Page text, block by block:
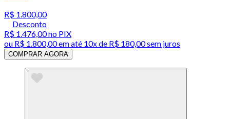
R$ 1.800,00
Desconto
R$ 1.476,00no PIX
ou R$ 1.800,00em até 10x de R$ 180,00 sem juros
COMPRAR AGORA